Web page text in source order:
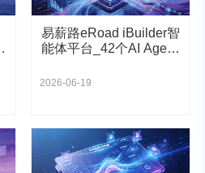
易薪路eRoad iBuilder智
能体平台_42个AI Agent
2026-06-19